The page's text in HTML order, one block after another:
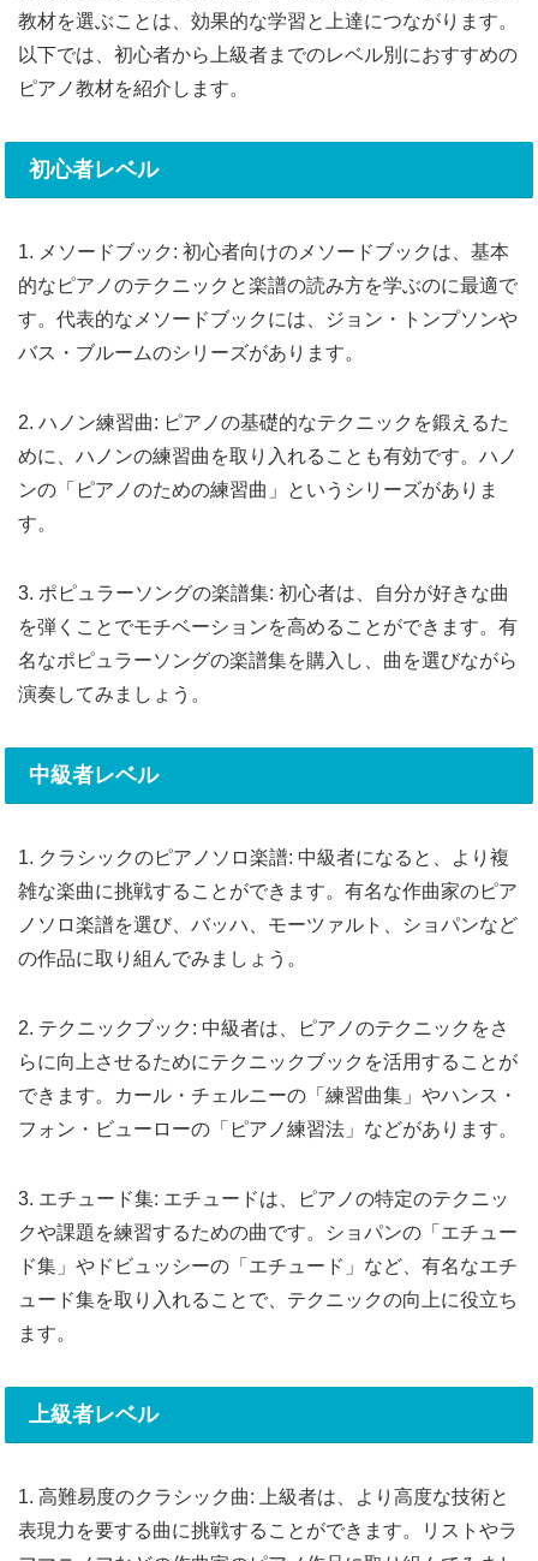
教材を選ぶことは、効果的な学習と上達につながります。
以下では、初心者から上級者までのレベル別におすすめの
ピアノ教材を紹介します。
初心者レベル
1. メソードブック: 初心者向けのメソードブックは、基本
的なピアノのテクニックと楽譜の読み方を学ぶのに最適で
す。代表的なメソードブックには、ジョン・トンプソンや
バス・ブルームのシリーズがあります。
2. ハノン練習曲: ピアノの基礎的なテクニックを鍛えるた
めに、ハノンの練習曲を取り入れることも有効です。ハノ
ンの「ピアノのための練習曲」というシリーズがありま
す。
3. ポピュラーソングの楽譜集: 初心者は、自分が好きな曲
を弾くことでモチベーションを高めることができます。有
名なポピュラーソングの楽譜集を購入し、曲を選びながら
演奏してみましょう。
中級者レベル
1. クラシックのピアノソロ楽譜: 中級者になると、より複
雑な楽曲に挑戦することができます。有名な作曲家のピア
ノソロ楽譜を選び、バッハ、モーツァルト、ショパンなど
の作品に取り組んでみましょう。
2. テクニックブック: 中級者は、ピアノのテクニックをさ
らに向上させるためにテクニックブックを活用することが
できます。カール・チェルニーの「練習曲集」やハンス・
フォン・ビューローの「ピアノ練習法」などがあります。
3. エチュード集: エチュードは、ピアノの特定のテクニッ
クや課題を練習するための曲です。ショパンの「エチュー
ド集」やドビュッシーの「エチュード」など、有名なエチ
ュード集を取り入れることで、テクニックの向上に役立ち
ます。
上級者レベル
1. 高難易度のクラシック曲: 上級者は、より高度な技術と
表現力を要する曲に挑戦することができます。リストやラ